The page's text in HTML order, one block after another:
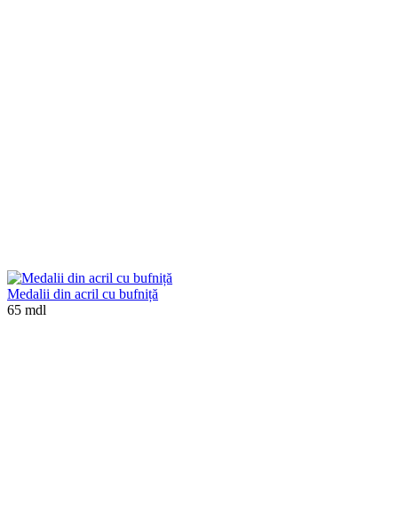
Medalii din acril cu bufniță
65 mdl